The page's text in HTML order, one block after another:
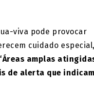
viva pode provocar
cuidado
amplas
de alerta que